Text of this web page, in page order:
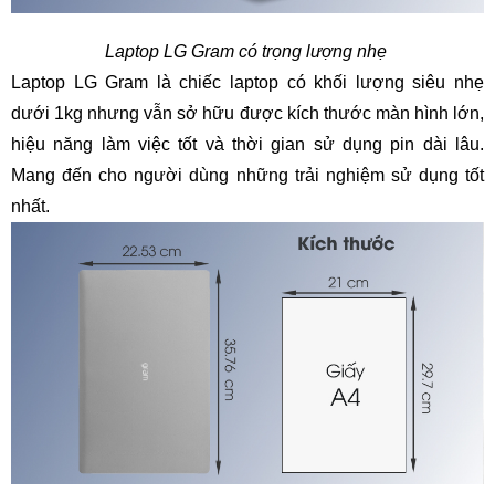
Laptop LG Gram có trọng lượng nhẹ
Laptop LG Gram là chiếc laptop có khối lượng siêu nhẹ
dưới 1kg nhưng vẫn sở hữu được kích thước màn hình lớn,
hiệu năng làm việc tốt và thời gian sử dụng pin dài lâu.
Mang đến cho người dùng những trải nghiệm sử dụng tốt
nhất.